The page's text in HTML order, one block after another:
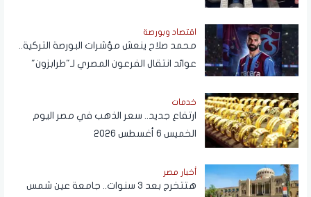
اقتصاد وبورصة
محمد صلاح ينعش مؤشرات البورصة التركية..
عوائد انتقال الفرعون المصري لـ"طرابزون"
خدمات
ارتفاع جديد.. سعر الذهب في مصر اليوم
الخميس 6 أغسطس 2026
أخبار مصر
هتتخرج بعد 3 سنوات.. جامعة عين شمس